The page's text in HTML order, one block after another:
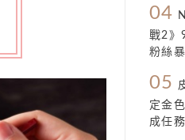
04
戰2》
粉絲
05
定金
成任